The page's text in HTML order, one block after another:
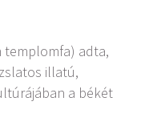
templomfa) adta,
illatú,
a békét